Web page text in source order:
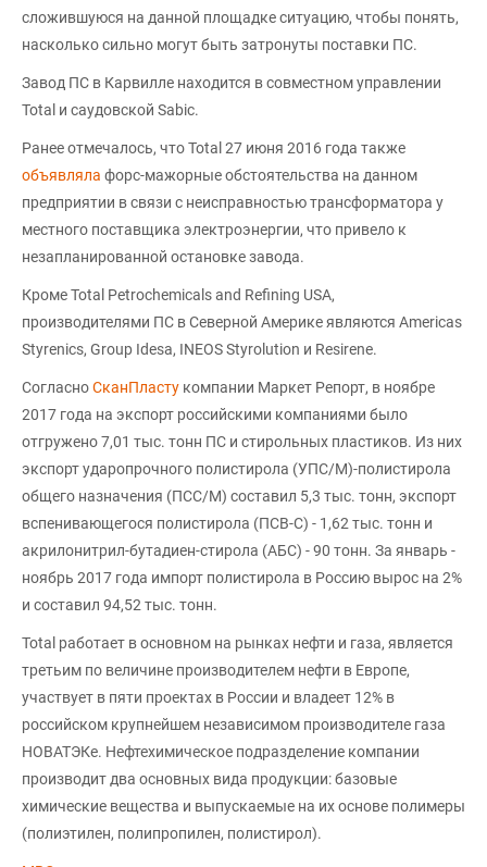
сложившуюся на данной площадке ситуацию, чтобы понять,
насколько сильно могут быть затронуты поставки ПС.
Завод ПС в Карвилле находится в совместном управлении
Total и саудовской Sabic.
Ранее отмечалось, что Total 27 июня 2016 года также
объявляла форс-мажорные обстоятельства на данном
предприятии в связи с неисправностью трансформатора у
местного поставщика электроэнергии, что привело к
незапланированной остановке завода.
Кроме Total Petrochemicals and Refining USA,
производителями ПС в Северной Америке являются Americas
Styrenics, Group Idesa, INEOS Styrolution и Resirene.
СогласноСканПласту компании Маркет Репорт, в ноябре
2017 года на экспорт российскими компаниями было
отгружено 7,01 тыс. тонн ПС и стирольных пластиков. Из них
экспорт ударопрочного полистирола (УПС/М)-полистирола
общего назначения (ПСС/М) составил 5,3 тыс. тонн, экспорт
вспенивающегося полистирола (ПСВ-С) - 1,62 тыс. тонн и
акрилонитрил-бутадиен-стирола (АБС) - 90 тонн. За январь -
ноябрь 2017 года импорт полистирола в Россию вырос на 2%
и составил 94,52 тыс. тонн.
Total работает в основном на рынках нефти и газа, является
третьим по величине производителем нефти в Европе,
участвует в пяти проектах в России и владеет 12% в
российском крупнейшем независимом производителе газа
НОВАТЭКе. Нефтехимическое подразделение компании
производит два основных вида продукции: базовые
химические вещества и выпускаемые на их основе полимеры
(полиэтилен, полипропилен, полистирол).